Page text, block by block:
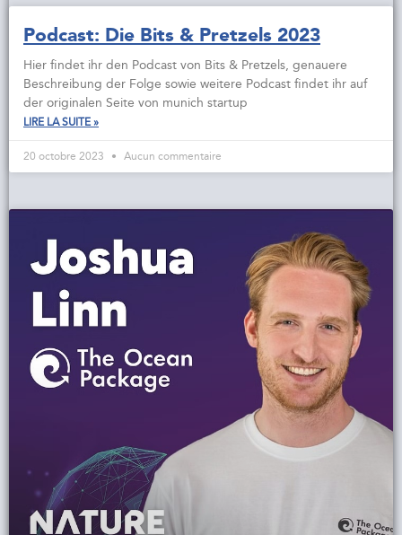
Podcast: Die Bits & Pretzels 2023
Hier findet ihr den Podcast von Bits & Pretzels, genauere
Beschreibung der Folge sowie weitere Podcast findet ihr auf
der originalen Seite von munich startup
LIRE LA SUITE »
20 octobre 2023 Aucun commentaire